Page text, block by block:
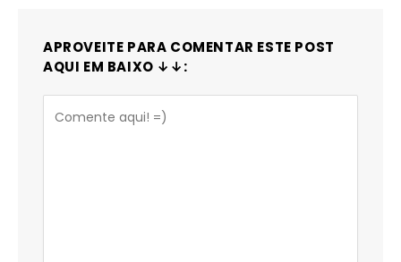
APROVEITE PARA COMENTAR ESTE POST
AQUI EM BAIXO ↓↓: